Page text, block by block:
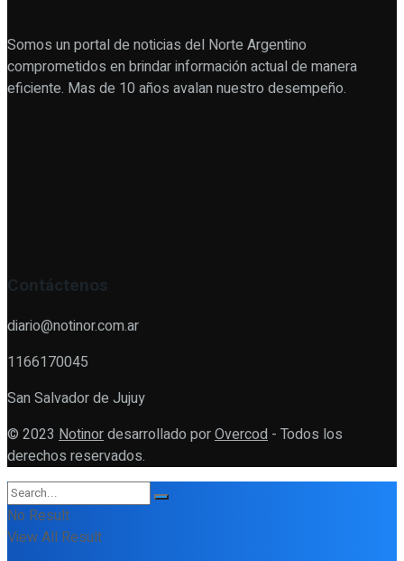
Somos un portal de noticias del Norte Argentino
comprometidos en brindar información actual de manera
eficiente. Mas de 10 años avalan nuestro desempeño.
Contáctenos
diario@notinor.com.ar
1166170045
San Salvador de Jujuy
© 2023 Notinordesarrollado porOvercod - Todos los
derechos reservados.
No Result
View All Result